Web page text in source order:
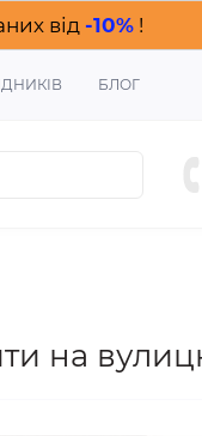
від -10%!
БЛОГ
на